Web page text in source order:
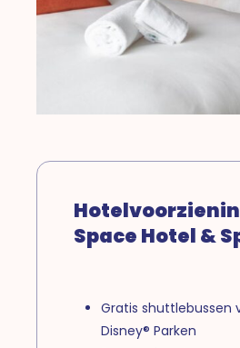
Space Hotel &
Gratis shuttlebussen
Disney® Parken